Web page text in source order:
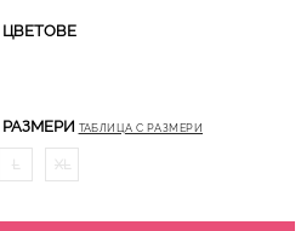
ЦВЕТОВЕ
РАЗМЕРИ ТАБЛИЦА С РАЗМЕРИ
L XL